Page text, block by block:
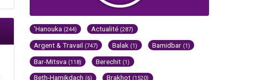
'Hanouka (244) Actualité (287)
Argent & Travail (747) Balak (1) Bamidbar (1)
Bar-Mitsva (118) Berechit (1)
Beth-Hamikdach (6) Brakhot (1520)